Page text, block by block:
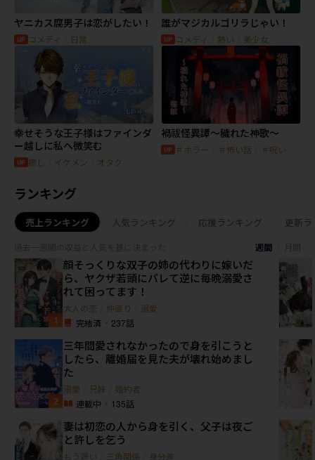
ヤニカス腐男子は恋がしたい！
コメディ 日常
誰がマジカルゴリラじゃい！
コメディ 熱い 美少女
幸せそうな王子様はファインダ
ー越しに私へ微笑む
癒し イケメン オタク
禍祓怪異譚〜穢れた神歌〜
＃ホラー ＃怖い話 ＃呪い
ランキング
売上ランキング 人気ランキング 応援ランキング 更新
週間
1
顔そっくりな双子の姉の代わりに嫁いだ
ら、ヤクザ若頭にバレて逆に毎晩溺愛さ
れて困ってます！
大人の恋 仲直り
溺愛
完結済
237話
2
三年間愛されなかったので身を引こうと
したら、離婚届を見た夫が壊れ始めまし
た
溺愛 兄妹
婚約者
連載中
135話
妻は初恋の人から身を引く、父子は夜ご
と許しを乞う
もう遅い 三角関係 身分差